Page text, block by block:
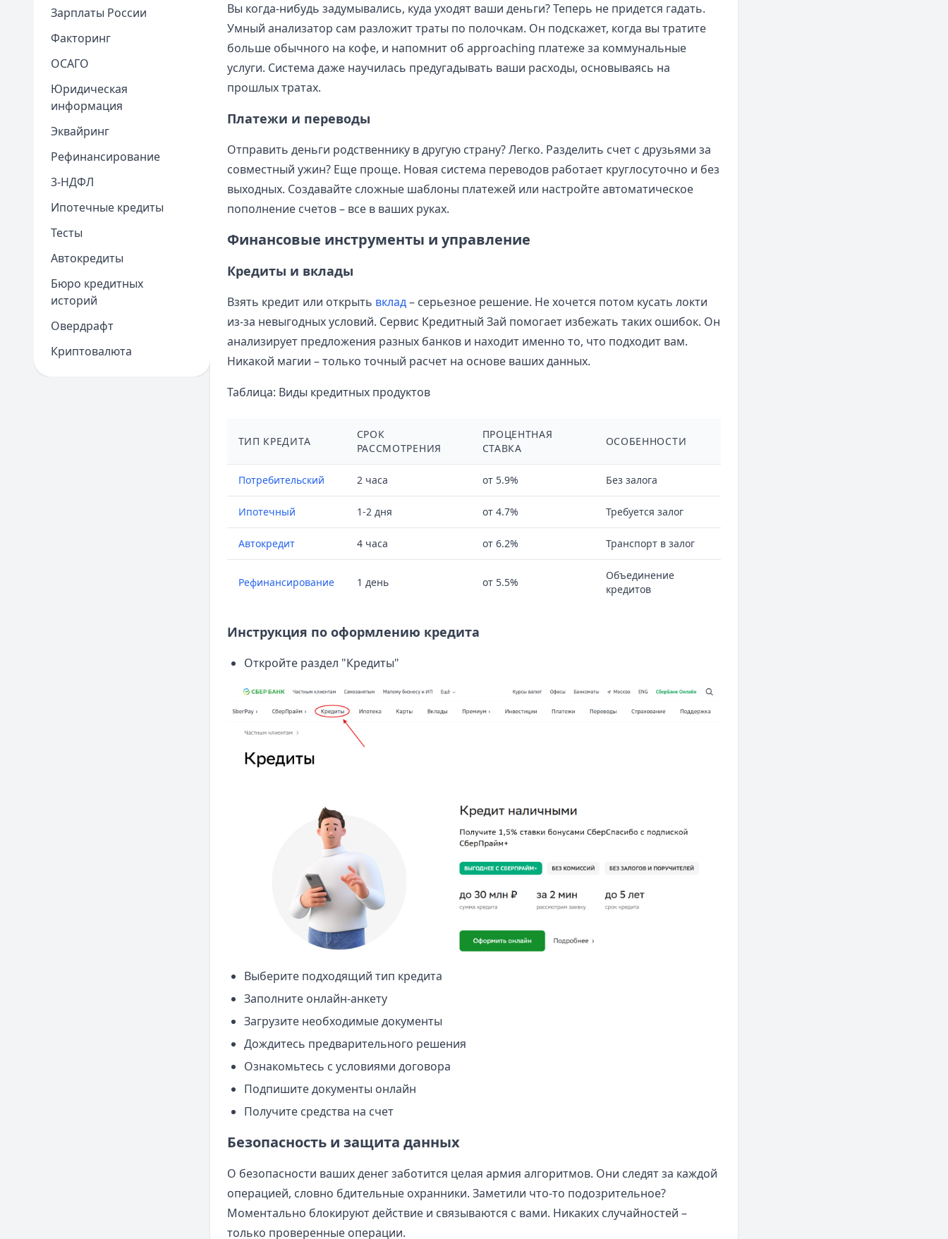
Зарплаты России
Факторинг
ОСАГО
Юридическая
информация
Эквайринг
Рефинансирование
3-НДФЛ
Ипотечные кредиты
Тесты
Автокредиты
Бюро кредитных
историй
Овердрафт
Криптовалюта
Вы когда-нибудь задумывались, куда уходят ваши деньги? Теперь не придется гадать.
Умный анализатор сам разложит траты по полочкам. Он подскажет, когда вы тратите
больше обычного на кофе, и напомнит об approaching платеже за коммунальные
услуги. Система даже научилась предугадывать ваши расходы, основываясь на
прошлых тратах.
Платежи и переводы
Отправить деньги родственнику в другую страну? Легко. Разделить счет с друзьями за
совместный ужин? Еще проще. Новая система переводов работает круглосуточно и без
выходных. Создавайте сложные шаблоны платежей или настройте автоматическое
пополнение счетов – все в ваших руках.
Финансовые инструменты и управление
Кредиты и вклады
Взять кредит или открыть вклад– серьезное решение. Не хочется потом кусать локти
из-за невыгодных условий. Сервис Кредитный Зай помогает избежать таких ошибок. Он
анализирует предложения разных банков и находит именно то, что подходит вам.
Никакой магии – только точный расчет на основе ваших данных.
Таблица: Виды кредитных продуктов
ТИП КРЕДИТА
СРОК
РАССМОТРЕНИЯ
ПРОЦЕНТНАЯ
СТАВКА
ОСОБЕННОСТИ
Потребительский 2 часа от 5.9% Без залога
Ипотечный 1-2 дня от 4.7% Требуется залог
Автокредит 4 часа от 6.2% Транспорт в залог
Рефинансирование 1 день от 5.5%
Объединение
кредитов
Инструкция по оформлению кредита
Откройте раздел "Кредиты"
Выберите подходящий тип кредита
Заполните онлайн-анкету
Загрузите необходимые документы
Дождитесь предварительного решения
Ознакомьтесь с условиями договора
Подпишите документы онлайн
Получите средства на счет
Безопасность и защита данных
О безопасности ваших денег заботится целая армия алгоритмов. Они следят за каждой
операцией, словно бдительные охранники. Заметили что-то подозрительное?
Моментально блокируют действие и связываются с вами. Никаких случайностей –
только проверенные операции.